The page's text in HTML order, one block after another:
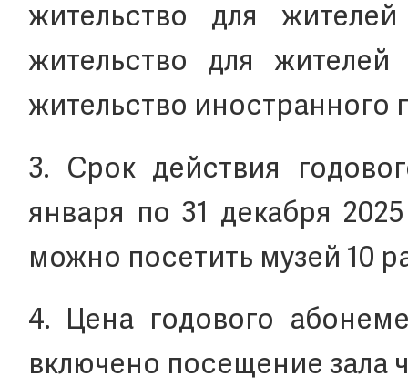
жительство для
жительство для
жительство иностранного
3. Срок действия
января по 31 декабря
можно посетить музей 10
4. Цена годового
включено посещение зала